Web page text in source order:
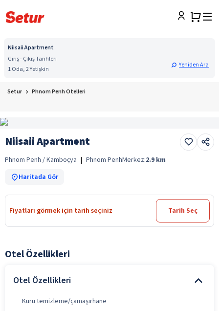
Niisaii Apartment
Giriş - Çıkış Tarihleri
1 Oda, 2 Yetişkin
Yeniden Ara
Setur Phnom Penh Otelleri
Niisaii Apartment
Phnom Penh / Kamboçya | Phnom PenhMerkez:2.9 km
Haritada Gör
Fiyatları görmek için tarih seçiniz Tarih Seç
Otel Özellikleri
Otel Özellikleri
Kuru temizleme/çamaşırhane